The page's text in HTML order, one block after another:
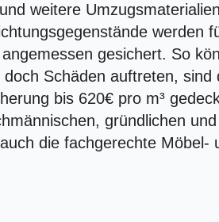
weitere
werden
gesichert. So
Schäden auftreten, sind
bis 620€ pro m³
gründlichen
die fachgerechte Möbel-